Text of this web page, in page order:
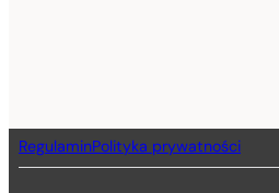
RegulaminPolityka prywatności